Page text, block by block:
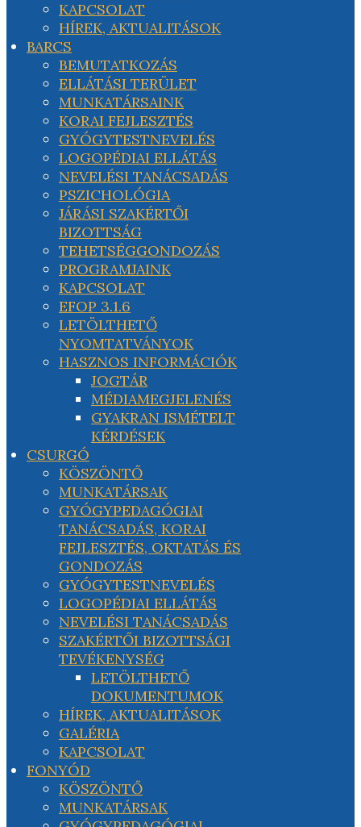
KAPCSOLAT
HÍREK, AKTUALITÁSOK
BARCS
BEMUTATKOZÁS
ELLÁTÁSI TERÜLET
MUNKATÁRSAINK
KORAI FEJLESZTÉS
GYÓGYTESTNEVELÉS
LOGOPÉDIAI ELLÁTÁS
NEVELÉSI TANÁCSADÁS
PSZICHOLÓGIA
JÁRÁSI SZAKÉRTŐI
BIZOTTSÁG
TEHETSÉGGONDOZÁS
PROGRAMJAINK
KAPCSOLAT
EFOP 3.1.6
LETÖLTHETŐ
NYOMTATVÁNYOK
HASZNOS INFORMÁCIÓK
JOGTÁR
MÉDIAMEGJELENÉS
GYAKRAN ISMÉTELT
KÉRDÉSEK
CSURGÓ
KÖSZÖNTŐ
MUNKATÁRSAK
GYÓGYPEDAGÓGIAI
TANÁCSADÁS, KORAI
FEJLESZTÉS, OKTATÁS ÉS
GONDOZÁS
GYÓGYTESTNEVELÉS
LOGOPÉDIAI ELLÁTÁS
NEVELÉSI TANÁCSADÁS
SZAKÉRTŐI BIZOTTSÁGI
TEVÉKENYSÉG
LETÖLTHETŐ
DOKUMENTUMOK
HÍREK, AKTUALITÁSOK
GALÉRIA
KAPCSOLAT
FONYÓD
KÖSZÖNTŐ
MUNKATÁRSAK